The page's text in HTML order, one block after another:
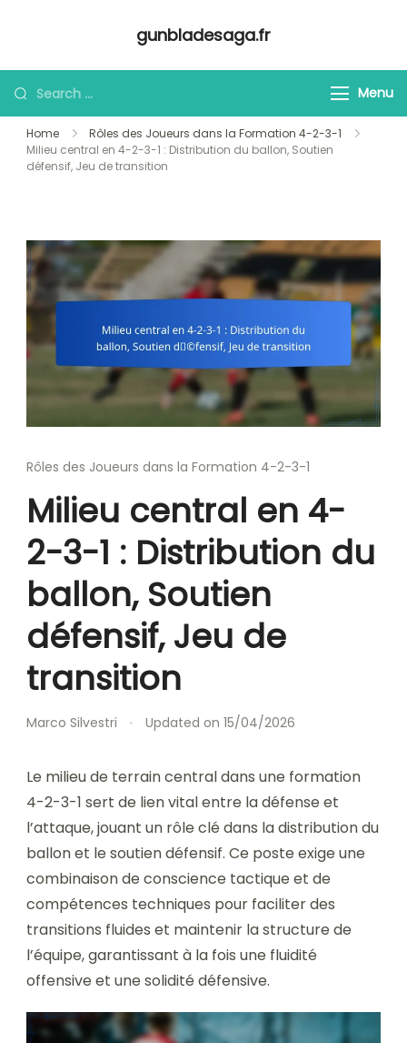
gunbladesaga.fr
Looking
for
Something?
Menu
Home
Rôles des Joueurs dans la Formation 4-2-3-1
Milieu central en 4-2-3-1 : Distribution du ballon, Soutien
défensif, Jeu de transition
Rôles des Joueurs dans la Formation 4-2-3-1
Milieu central en 4-
2-3-1 : Distribution du
ballon, Soutien
défensif, Jeu de
transition
Marco Silvestri Updated on 15/04/2026
Le milieu de terrain central dans une formation
4-2-3-1 sert de lien vital entre la défense et
l’attaque, jouant un rôle clé dans la distribution du
ballon et le soutien défensif. Ce poste exige une
combinaison de conscience tactique et de
compétences techniques pour faciliter des
transitions fluides et maintenir la structure de
l’équipe, garantissant à la fois une fluidité
offensive et une solidité défensive.